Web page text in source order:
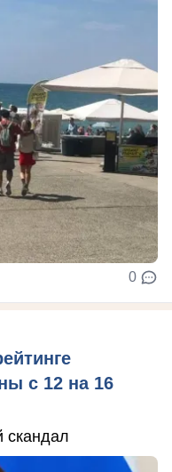
0
с 12 на 16
скандал